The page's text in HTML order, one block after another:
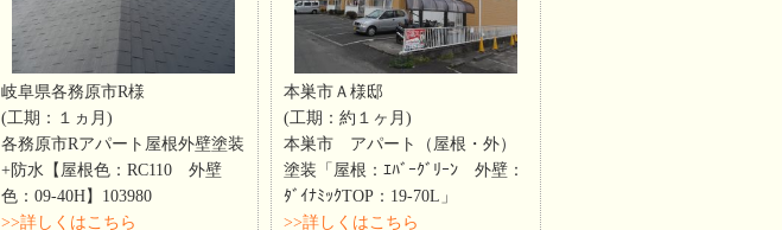
岐阜県各務原市R様
(工期：１ヵ月)
各務原市Rアパート屋根外壁塗装
+防水【屋根色：RC110 外壁
色：09-40H】103980
>>詳しくはこちら
本巣市Ａ様邸
(工期：約１ヶ月)
本巣市 アパート（屋根・外）
塗装「屋根：ｴﾊﾞｰｸﾞﾘｰﾝ 外壁：
ﾀﾞｲﾅﾐｯｸTOP：19-70L」
>>詳しくはこちら